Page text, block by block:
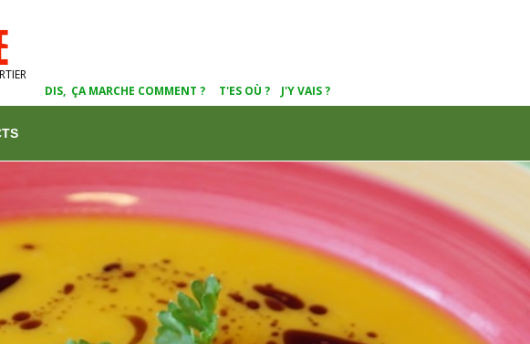
? T'ES OÙ ? J'Y VAIS ?